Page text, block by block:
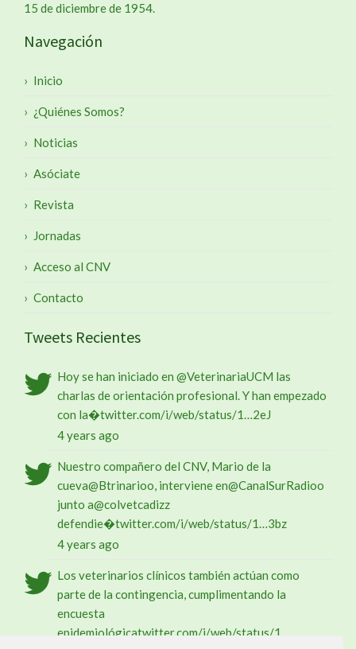
15 de diciembre de 1954.
Navegación
Inicio
¿Quiénes Somos?
Noticias
Asóciate
Revista
Jornadas
Acceso al CNV
Contacto
Tweets Recientes
Hoy se han iniciado en @VeterinariaUCM las
charlas de orientación profesional. Y han empezado
con la�twitter.com/i/web/status/1…2eJ
4 years ago
Nuestro compañero del CNV, Mario de la
cueva@Btrinarioo, interviene en@CanalSurRadioo
junto a@colvetcadizz
defendie�twitter.com/i/web/status/1…3bz
4 years ago
Los veterinarios clínicos también actúan como
parte de la contingencia, cumplimentando la
encuesta
epidemiológicatwitter.com/i/web/status/1…